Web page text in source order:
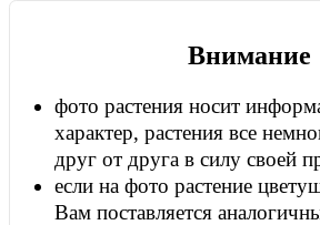
Внимание
фото растения носит
характер, растения все
друг от друга в силу своей
если на фото растение
Вам поставляется